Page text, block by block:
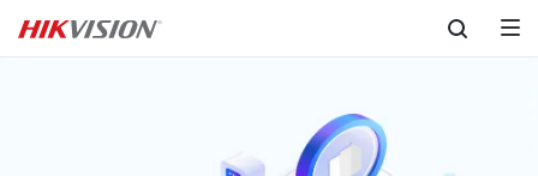
Skip to content